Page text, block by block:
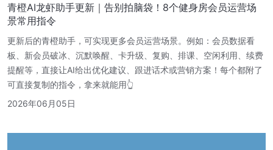
青橙AI龙虾助手更新｜告别拍脑袋！8个健身房会员运营场
景常用指令
更新后的青橙助手，可实现更多会员运营场景。例如：会员数据看
板、新会员破冰、沉默唤醒、卡升级、复购、排课、空闲利用、续费
提醒等，直接让AI给出优化建议、跟进话术或营销方案！每个都附了
可直接复制的指令，拿来就能用👆
2026年06月05日